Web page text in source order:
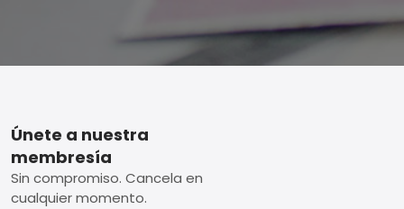
Footer
Únete a nuestra
membresía
Sin compromiso. Cancela en
cualquier momento.